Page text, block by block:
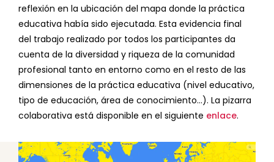
reflexión en la ubicación del mapa donde la práctica
educativa había sido ejecutada. Esta evidencia final
del trabajo realizado por todos los participantes da
cuenta de la diversidad y riqueza de la comunidad
profesional tanto en entorno como en el resto de las
dimensiones de la práctica educativa (nivel educativo,
tipo de educación, área de conocimiento…). La pizarra
colaborativa está disponible en el siguiente enlace.